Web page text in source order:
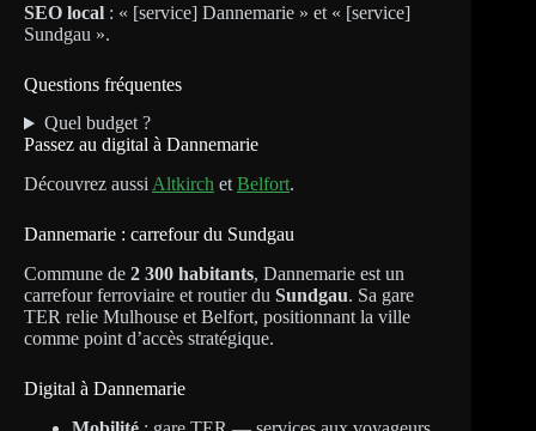
SEO local : « [service] Dannemarie » et « [service]
Sundgau ».
Questions fréquentes
Quel budget ?
Passez au digital à Dannemarie
Découvrez aussi Altkirch et Belfort.
Dannemarie : carrefour du Sundgau
Commune de 2 300 habitants, Dannemarie est un
carrefour ferroviaire et routier du Sundgau. Sa gare
TER relie Mulhouse et Belfort, positionnant la ville
comme point d’accès stratégique.
Digital à Dannemarie